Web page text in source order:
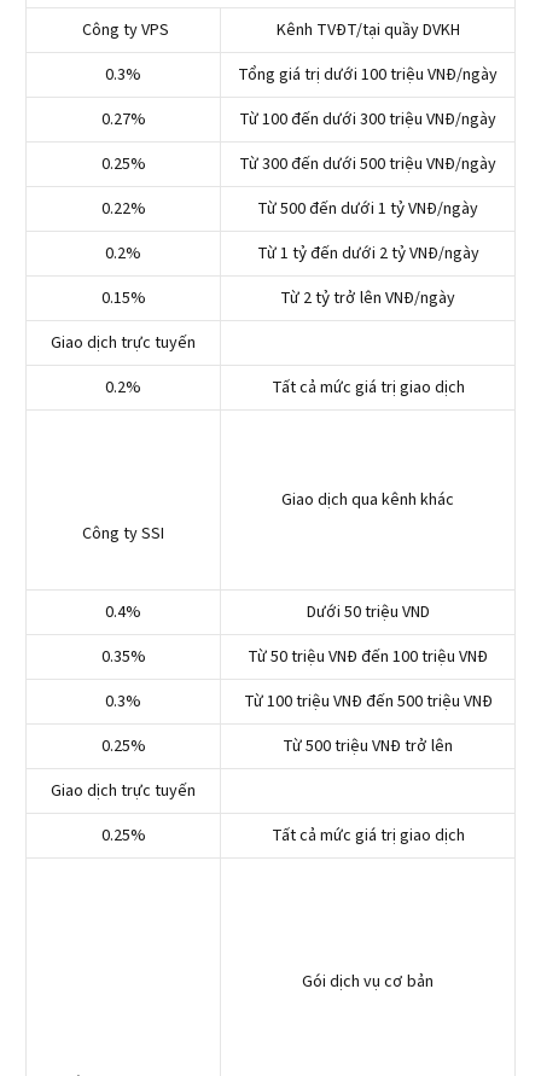
Công ty VPS
Kênh TVĐT/tại quầy DVKH
0.3%
Tổng giá trị dưới 100 triệu VNĐ/ngày
0.27%
Từ 100 đến dưới 300 triệu VNĐ/ngày
0.25%
Từ 300 đến dưới 500 triệu VNĐ/ngày
0.22%
Từ 500 đến dưới 1 tỷ VNĐ/ngày
0.2%
Từ 1 tỷ đến dưới 2 tỷ VNĐ/ngày
0.15%
Từ 2 tỷ trở lên VNĐ/ngày
Giao dịch trực tuyến
0.2%
Tất cả mức giá trị giao dịch
Công ty SSI
Giao dịch qua kênh khác
0.4%
Dưới 50 triệu VND
0.35%
Từ 50 triệu VNĐ đến 100 triệu VNĐ
0.3%
Từ 100 triệu VNĐ đến 500 triệu VNĐ
0.25%
Từ 500 triệu VNĐ trở lên
Giao dịch trực tuyến
0.25%
Tất cả mức giá trị giao dịch
Gói dịch vụ cơ bản